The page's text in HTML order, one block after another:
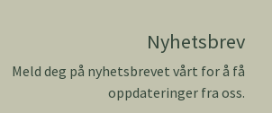
Nyhetsbrev
Meld deg på nyhetsbrevet vårt for å få
oppdateringer fra oss.